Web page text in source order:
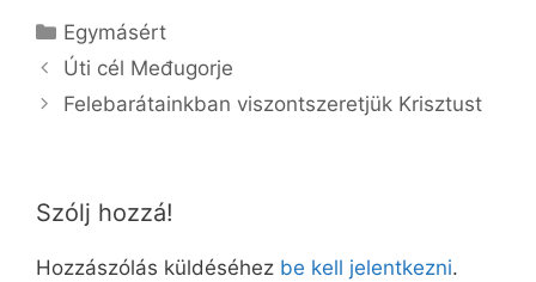
Kategória
Egymásért
Úti cél Međugorje
Felebarátainkban viszontszeretjük Krisztust
Szólj hozzá!
Hozzászólás küldéséhez be kell jelentkezni.